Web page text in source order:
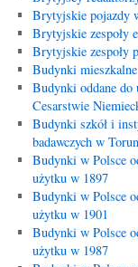
Brytyjskie pojazdy
Brytyjskie zespoły
Brytyjskie zespoły
Budynki
Budynki oddane do
Cesarstwie
Budynki szkół i
badawczych w
Budynki w Polsce
użytku w 1897
Budynki w Polsce
użytku w 1901
Budynki w Polsce
użytku w 1987